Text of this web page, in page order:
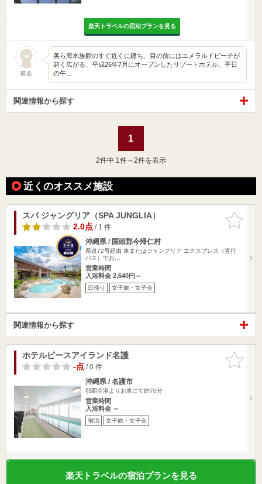
楽天トラベルの宿泊プランを見る
匿名
美ら海水族館のすぐ近くに建ち、目の前にはエメラルドビーチが
碧く広がる、平成26年7月にオープンしたリゾートホテル。平日
の午…
関連情報から探す
1
2件中 1件～2件を表示
近くのオススメ施設
お気に入
りに追加
スパ ジャングリア（SPA JUNGLIA）
2.0点/ 1 件
沖縄県 / 国頭郡今帰仁村
県道72号経由 車またはジャングリア エクスプレス（直行
バス）でお…
営業時間
入浴料金 2,640円～
日帰り 女子旅・女子会
関連情報から探す
お気に入
りに追加
ホテルピースアイランド名護
-点/ 0 件
沖縄県 / 名護市
那覇空港よりお車にて約70分
営業時間
入浴料金 ～
宿泊 女子旅・女子会
楽天トラベルの宿泊プランを見る